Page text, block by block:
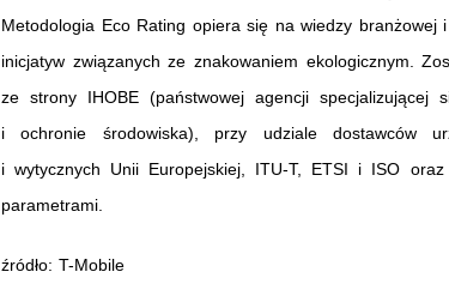
Metodologia Eco Rating opiera się na wiedzy
inicjatyw związanych ze znakowaniem ekologicznym.
ze strony IHOBE (państwowej agencji specjalizującej
i ochronie środowiska), przy udziale dostawców
i wytycznych Unii Europejskiej, ITU-T, ETSI i ISO
parametrami.
źródło: T-Mobile